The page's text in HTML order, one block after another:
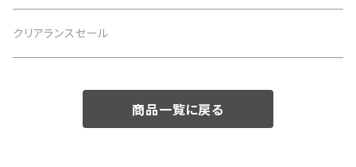
クリアランスセール
商品一覧に戻る